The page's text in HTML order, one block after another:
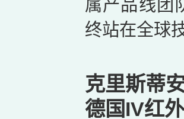
属产品线团
终站在全球
克里斯蒂
德国IV红